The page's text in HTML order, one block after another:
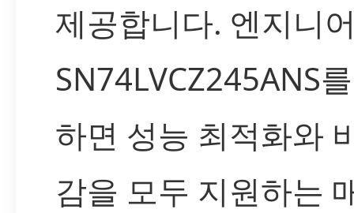
제공합니다. 엔지니
SN74LVCZ245ANS
하면 성능 최적화와
감을 모두 지원하는